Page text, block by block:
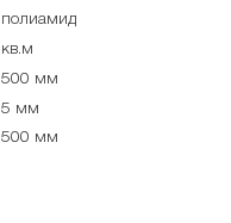
полиамид
кв.м
500 мм
5 мм
500 мм